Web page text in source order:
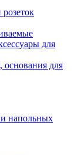
для
для
напольных